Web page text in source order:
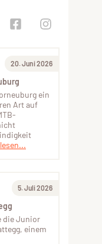
20. Juni 2026
ein
Art auf
5. Juli 2026
die Junior
einem